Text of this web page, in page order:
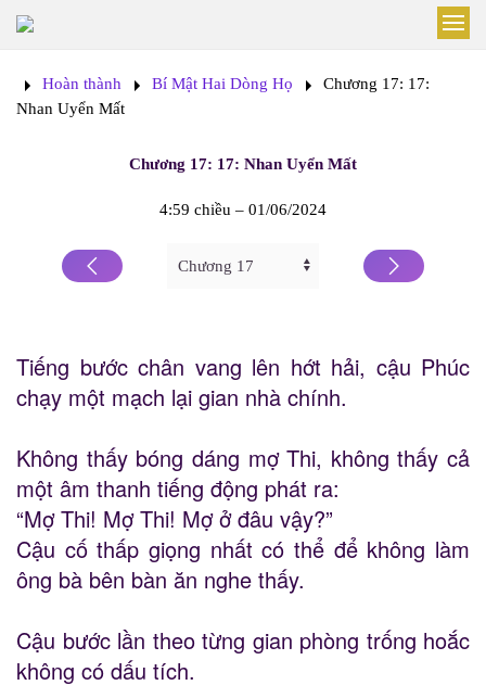
Hoàn thành Bí Mật Hai Dòng Họ
Chương 17: 17:
Nhan Uyển Mất
Chương 17: 17: Nhan Uyển Mất
4:59 chiều – 01/06/2024
Tiếng bước chân vang lên hớt hải, cậu Phúc
chạy một mạch lại gian nhà chính.
Không thấy bóng dáng mợ Thi, không thấy cả
một âm thanh tiếng động phát ra:
“Mợ Thi! Mợ Thi! Mợ ở đâu vậy?”
Cậu cố thấp giọng nhất có thể để không làm
ông bà bên bàn ăn nghe thấy.
Cậu bước lần theo từng gian phòng trống hoắc
không có dấu tích.